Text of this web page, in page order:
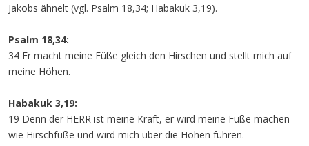
Jakobs ähnelt (vgl. Psalm 18,34; Habakuk 3,19).
Psalm 18,34:
34 Er macht meine Füße gleich den Hirschen und stellt mich auf
meine Höhen.
Habakuk 3,19:
19 Denn der HERR ist meine Kraft, er wird meine Füße machen
wie Hirschfüße und wird mich über die Höhen führen.